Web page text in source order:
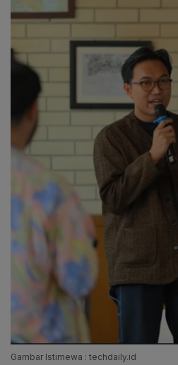
Gambar Istimewa : techdaily.id